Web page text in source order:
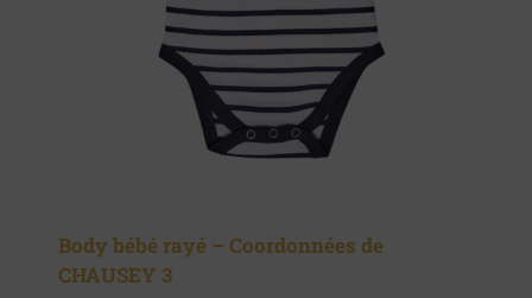
Body bébé rayé – Coordonnées de
CHAUSEY 3